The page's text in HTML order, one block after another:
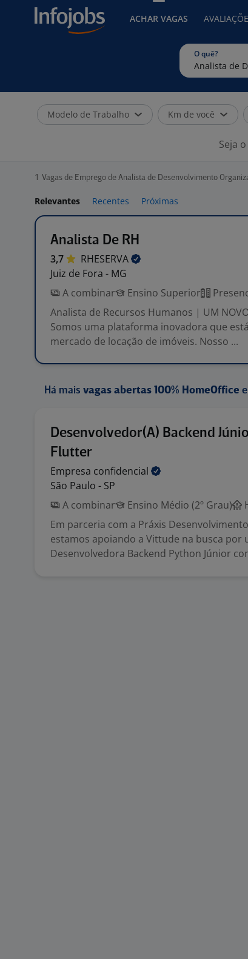
ACHAR VAGAS
O quê?
Modelo de Trabalho Km de você
Seja
1 Vagas de Emprego de Analista de Desenvolvimento
Relevantes Recentes Próximas
Analista De RH
3,7
RHESERVA
Juiz de Fora - MG
A combinar
Ensino Superior
Analista de Recursos Humanos | UM NOVO
Somos uma plataforma inovadora que
mercado de locação de imóveis. Nosso ...
Há mais vagas abertas 100% HomeOffice
Desenvolvedor(A) Backend
Flutter
Empresa confidencial
São Paulo - SP
A combinar
Ensino Médio (2º Grau)
Em parceria com a Práxis
estamos apoiando a Vittude na busca por
Desenvolvedora Backend Python Júnior